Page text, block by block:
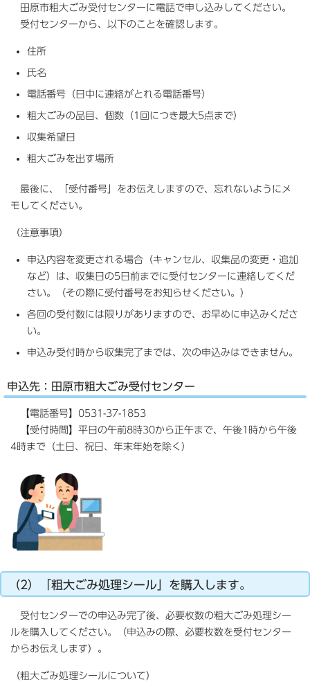
田原市粗大ごみ受付センターに電話で申し込みしてください。
受付センターから、以下のことを確認します。
住所
氏名
電話番号（日中に連絡がとれる電話番号）
粗大ごみの品目、個数（1回につき最大5点まで）
収集希望日
粗大ごみを出す場所
最後に、「受付番号」をお伝えしますので、忘れないようにメ
モしてください。
（注意事項）
申込内容を変更される場合（キャンセル、収集品の変更・追加
など）は、収集日の5日前までに受付センターに連絡してくだ
さい。（その際に受付番号をお知らせください。）
各回の受付数には限りがありますので、お早めに申込みくださ
い。
申込み受付時から収集完了までは、次の申込みはできません。
申込先：田原市粗大ごみ受付センター
【電話番号】0531-37-1853
【受付時間】平日の午前8時30から正午まで、午後1時から午後
4時まで（土日、祝日、年末年始を除く）
（2）「粗大ごみ処理シール」を購入します。
受付センターでの申込み完了後、必要枚数の粗大ごみ処理シー
ルを購入してください。（申込みの際、必要枚数を受付センター
からお伝えします）。
（粗大ごみ処理シールについて）